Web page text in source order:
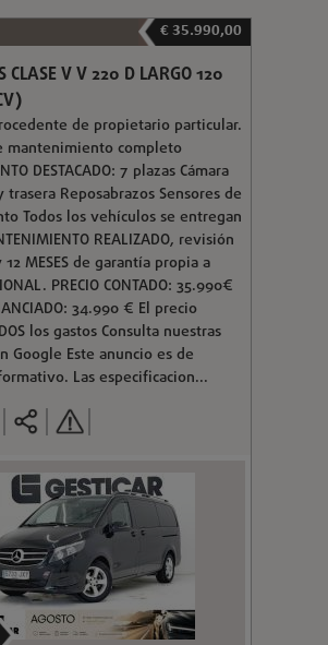
€ 35.990,00
CLASE V V 220 D LARGO 120
de propietario particular.
mantenimiento completo
DESTACADO: 7 plazas Cámara
Reposabrazos Sensores de
Todos los vehículos se entregan
REALIZADO, revisión
MESES de garantía propia a
PRECIO CONTADO: 35.990€
34.990 € El precio
los gastos Consulta nuestras
Google Este anuncio es de
Las especificacion...